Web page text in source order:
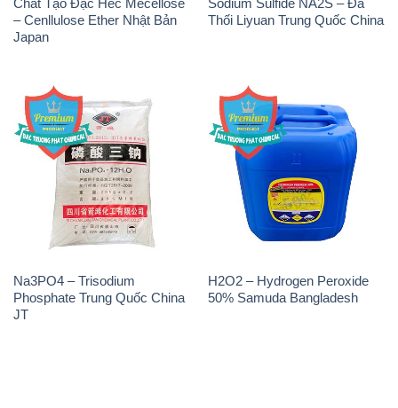
– Cenllulose Ether Nhật Bản
Japan
Thối Liyuan Trung Quốc China
Na3PO4 – Trisodium
Phosphate Trung Quốc China
JT
H2O2 – Hydrogen Peroxide
50% Samuda Bangladesh